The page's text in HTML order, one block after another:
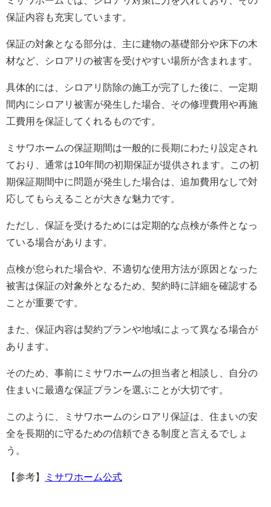
保証内容も充実しています。
保証の対象となる部分は、主に建物の基礎部分や床下の木
材など、シロアリの被害を受けやすい場所が含まれます。
具体的には、シロアリ防除の施工が完了した後に、一定期
間内にシロアリ被害が発生した場合、その修理費用や再施
工費用を保証してくれるものです。
ミサワホームの保証期間は一般的に長期にわたり設定され
ており、通常は10年間の初期保証が提供されます。この初
期保証期間中に問題が発生した場合は、追加費用なしで対
応してもらえることが大きな魅力です。
ただし、保証を受けるためには定期的な点検が条件となっ
ている場合があります。
点検が怠られた場合や、不適切な使用方法が原因となった
被害は保証の対象外となるため、契約時に詳細を確認する
ことが重要です。
また、保証内容は契約プランや地域によって異なる場合が
あります。
そのため、事前にミサワホームの担当者と相談し、自分の
住まいに最適な保証プランを選ぶことが大切です。
このように、ミサワホームのシロアリ保証は、住まいの安
全を長期的に守るための信頼できる制度と言えるでしょ
う。
【参考】 ミサワホーム公式